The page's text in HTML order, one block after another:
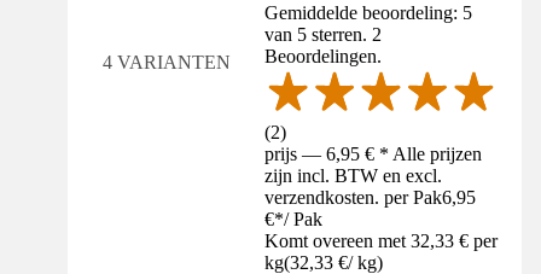
4 VARIANTEN
Gemiddelde beoordeling: 5
van 5 sterren. 2
Beoordelingen.
(2)
prijs — 6,95 € * Alle prijzen
zijn incl. BTW en excl.
verzendkosten. per Pak6,95
€*/ Pak
Komt overeen met 32,33 € per
kg(32,33 €/ kg)